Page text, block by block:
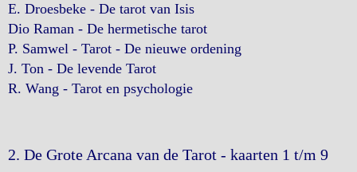
E. Droesbeke - De tarot van Isis
Dio Raman - De hermetische tarot
P. Samwel - Tarot - De nieuwe ordening
J. Ton - De levende Tarot
R. Wang - Tarot en psychologie
2. De Grote Arcana van de Tarot - kaarten 1 t/m 9